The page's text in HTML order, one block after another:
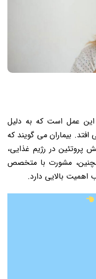
عمل است که به دلیل
افتد. بیماران می گویند که
در رژیم غذایی،
مشورت با متخصص
اهمیت بالایی دارد.